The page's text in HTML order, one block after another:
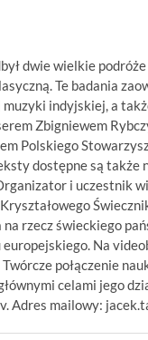
dwie wielkie
Te badania
indyjskiej, a
Zbigniewem
Polskiego
dostępne są także
i uczestnik
rzecz świeckiego
Na
połączenie
celami jego
Adres mailowy: